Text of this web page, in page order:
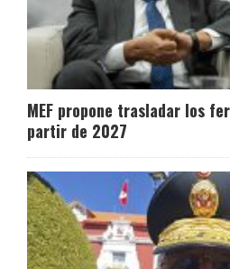
MEF propone trasladar los
partir de 2027